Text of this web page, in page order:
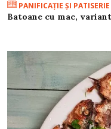
PANIFICAŢIE ŞI PATISERIE
Batoane cu mac,